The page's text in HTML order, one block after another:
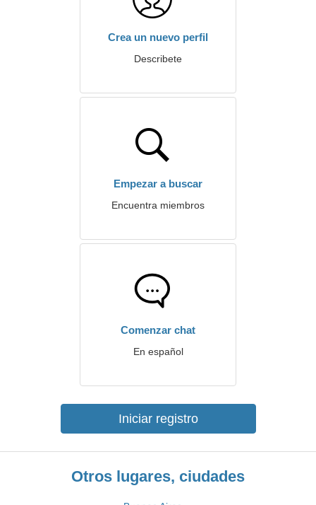
Crea un nuevo perfil
Describete
Empezar a buscar
Encuentra miembros
Comenzar chat
En español
Iniciar registro
Otros lugares, ciudades